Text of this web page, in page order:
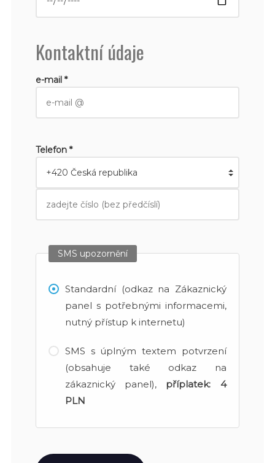
Kontaktní údaje
e-mail *
Telefon *
SMS upozornění
Standardní (odkaz na Zákaznický
panel s potřebnými informacemi,
nutný přístup k internetu)
SMS s úplným textem potvrzení
(obsahuje také odkaz na
zákaznický panel), příplatek: 4
PLN